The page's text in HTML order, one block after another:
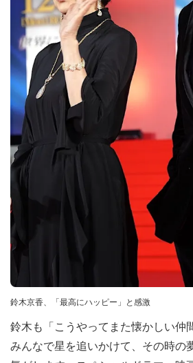
鈴木京香、「最高にハッピー」と感激
鈴木も「こうやってまた懐かしい仲
みんなで星を追いかけて、その時の